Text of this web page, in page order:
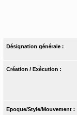
Désignation générale :
Création / Exécution :
Epoque/Style/Mouvement :